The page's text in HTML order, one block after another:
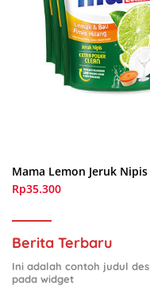
Mama Lemon Jeruk Nipis
Rp35.300
Berita Terbaru
Ini adalah contoh judul
pada widget